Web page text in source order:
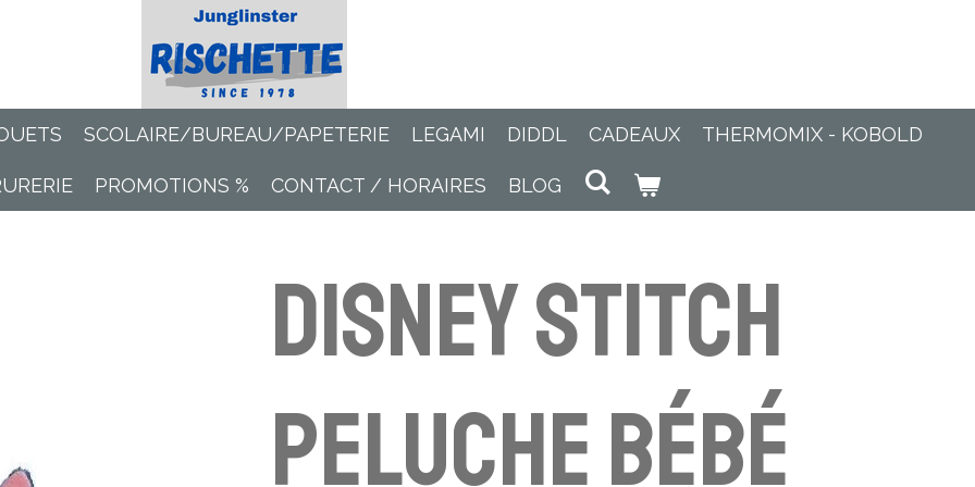
SCOLAIRE/BUREAU/PAPETERIE LEGAMI DIDDL CADEAUX THERMOMIX - KOBOLD
PROMOTIONS % CONTACT / HORAIRES BLOG
Disney Stitch
peluche bébé